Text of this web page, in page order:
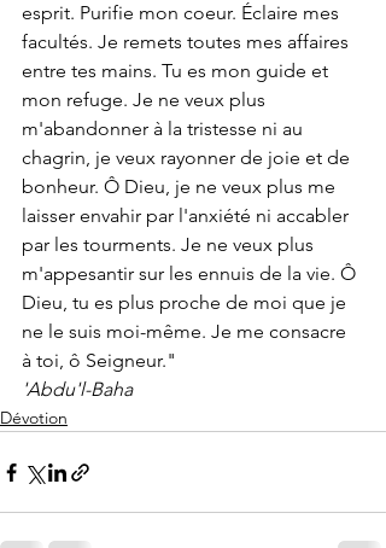
esprit. Purifie mon coeur. Éclaire mes
facultés. Je remets toutes mes affaires
entre tes mains. Tu es mon guide et
mon refuge. Je ne veux plus
m'abandonner à la tristesse ni au
chagrin, je veux rayonner de joie et de
bonheur. Ô Dieu, je ne veux plus me
laisser envahir par l'anxiété ni accabler
par les tourments. Je ne veux plus
m'appesantir sur les ennuis de la vie. Ô
Dieu, tu es plus proche de moi que je
ne le suis moi-même. Je me consacre
à toi, ô Seigneur."
'Abdu'l-Baha
Dévotion